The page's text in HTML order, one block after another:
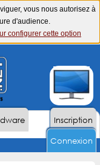
vous nous autorisez à
d'audience.
configurer cette option
Inscription
Connexion